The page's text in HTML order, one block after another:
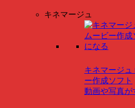
キネマージュ
キネマージュ
ー作成ソフト
動画や写真が